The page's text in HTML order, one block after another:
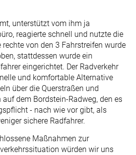
unterstützt vom ihm ja
reagierte schnell und nutzte die
von den 3 Fahrstreifen wurde
stattdessen wurde ein
eingerichtet. Der Radverkehr
und komfortable Alternative
über die Querstraßen und
dem Bordstein-Radweg, den es
- nach wie vor gibt, als
sichere Radfahrer.
Maßnahmen zur
würden wir uns